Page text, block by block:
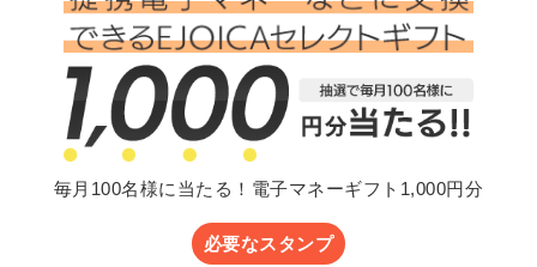
毎月100名様に当たる！電子マネーギフト1,000円分
必要なスタンプ